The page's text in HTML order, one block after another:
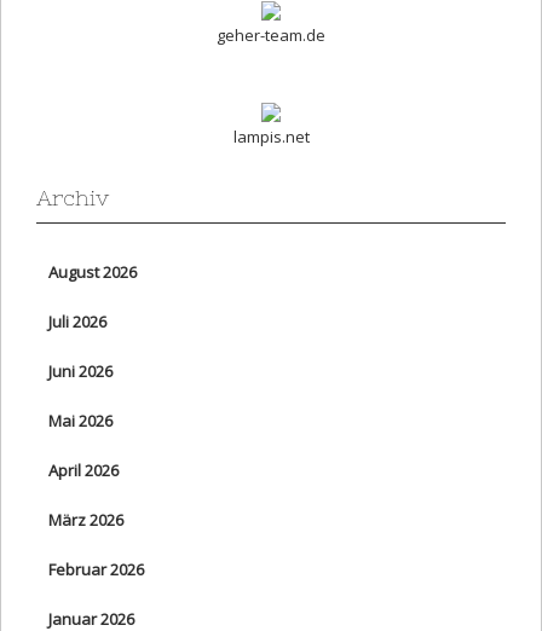
geher-team.de
lampis.net
Archiv
August 2026
Juli 2026
Juni 2026
Mai 2026
April 2026
März 2026
Februar 2026
Januar 2026